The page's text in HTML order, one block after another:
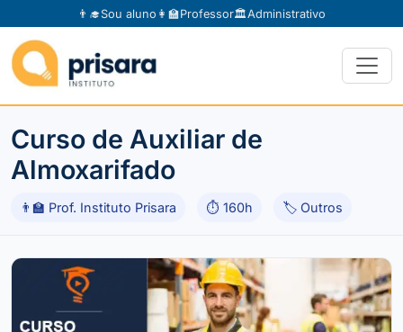
👨‍🎓Sou aluno 👩‍🏫Professor🏛️Administrativo
Curso de Auxiliar de
Almoxarifado
👨‍🏫 Prof. Instituto Prisara ⏱ 160h 🏷 Outros